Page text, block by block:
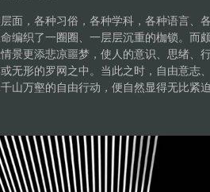
面，各种习俗，各种学科，各种语言、
编织了一圈圈、一层层沉重的枷锁。而
景更添悲凉噩梦，使人的意识、思绪、
无形的罗网之中。当此之时，自由意志
山万壑的自由行动，便自然显得无比紧